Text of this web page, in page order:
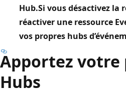
Hub.Si vous désactivez la
réactiver une ressource
vos propres hubs
Apportez votre
Hubs